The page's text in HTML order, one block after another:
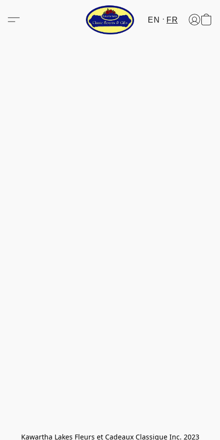
EN FR
Kawartha Lakes Fleurs et Cadeaux Classique Inc. 2023